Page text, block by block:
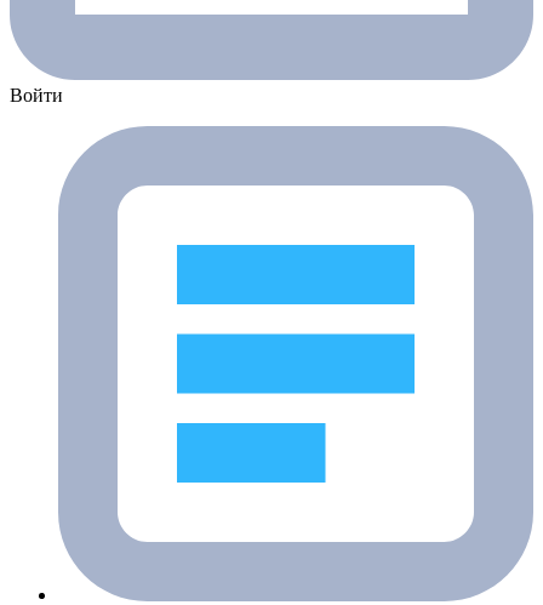
Войти